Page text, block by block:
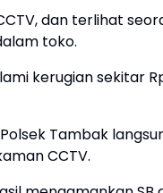
dan terlihat
toko.
kerugian sekitar
Tambak
CCTV.